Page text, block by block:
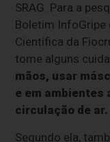
SRAG. Para a
Boletim InfoGripe
Científica da
tome alguns
mãos, usar
e em ambientes
circulação de ar.
Segundo ela,